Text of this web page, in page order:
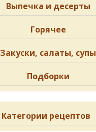
Выпечка и десерты
Горячее
Закуски, салаты, супы
Подборки
Категории рецептов